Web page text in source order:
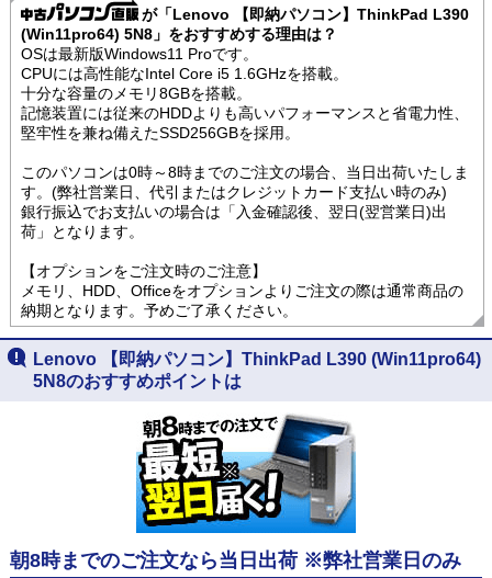
が「Lenovo 【即納パソコン】ThinkPad L390
(Win11pro64) 5N8」をおすすめする理由は？
OSは最新版Windows11 Proです。
CPUには高性能なIntel Core i5 1.6GHzを搭載。
十分な容量のメモリ8GBを搭載。
記憶装置には従来のHDDよりも高いパフォーマンスと省電力性、
堅牢性を兼ね備えたSSD256GBを採用。
このパソコンは0時～8時までのご注文の場合、当日出荷いたしま
す。(弊社営業日、代引またはクレジットカード支払い時のみ)
銀行振込でお支払いの場合は「入金確認後、翌日(翌営業日)出
荷」となります。
【オプションをご注文時のご注意】
メモリ、HDD、Officeをオプションよりご注文の際は通常商品の
納期となります。予めご了承ください。
Lenovo 【即納パソコン】ThinkPad L390 (Win11pro64)
5N8のおすすめポイントは
朝8時までのご注文なら当日出荷 ※弊社営業日のみ